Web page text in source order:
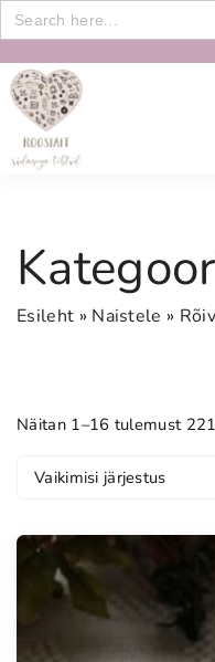
Search
for:
Esileht » Naistele »
Näitan 1–16 tulemust